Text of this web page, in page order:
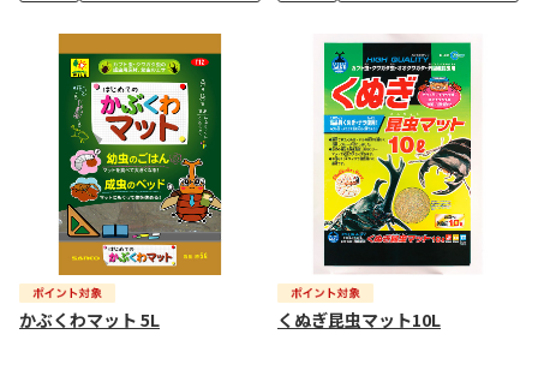
かぶくわマット 5L くぬぎ昆虫マット10L